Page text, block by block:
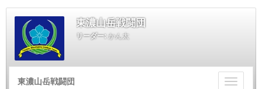
東濃山岳戦闘団
リーダー: かん太
チ
東濃山岳戦闘団